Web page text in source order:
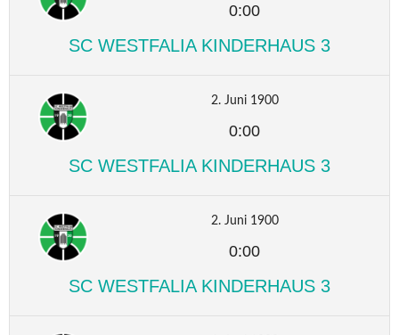
0:00
SC WESTFALIA KINDERHAUS 3
2. Juni 1900
0:00
SC WESTFALIA KINDERHAUS 3
2. Juni 1900
0:00
SC WESTFALIA KINDERHAUS 3